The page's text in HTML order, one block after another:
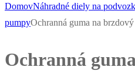
DomovNáhradné diely na
pumpyOchranná guma na
Ochranná